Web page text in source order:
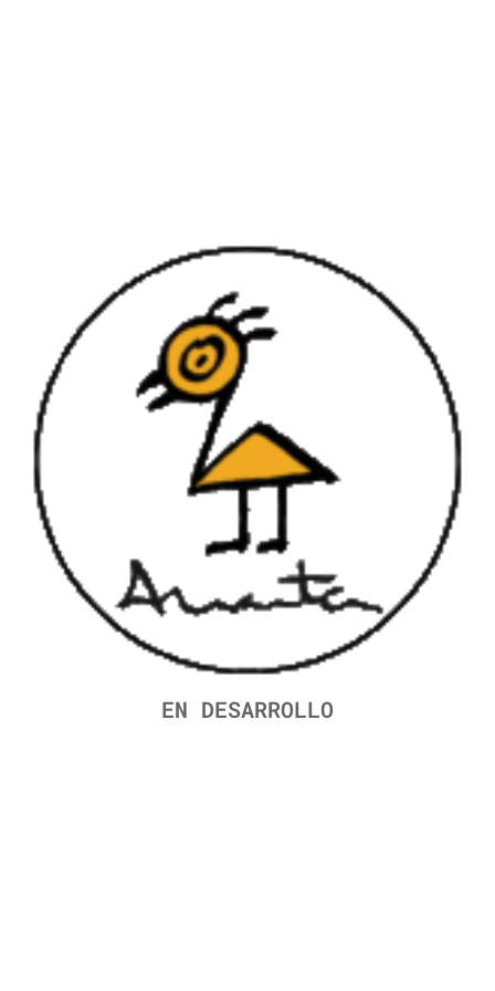
EN DESARROLLO